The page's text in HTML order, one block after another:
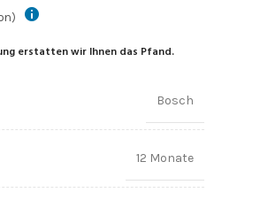
erstatten wir Ihnen das Pfand.
Bosch
12 Monate